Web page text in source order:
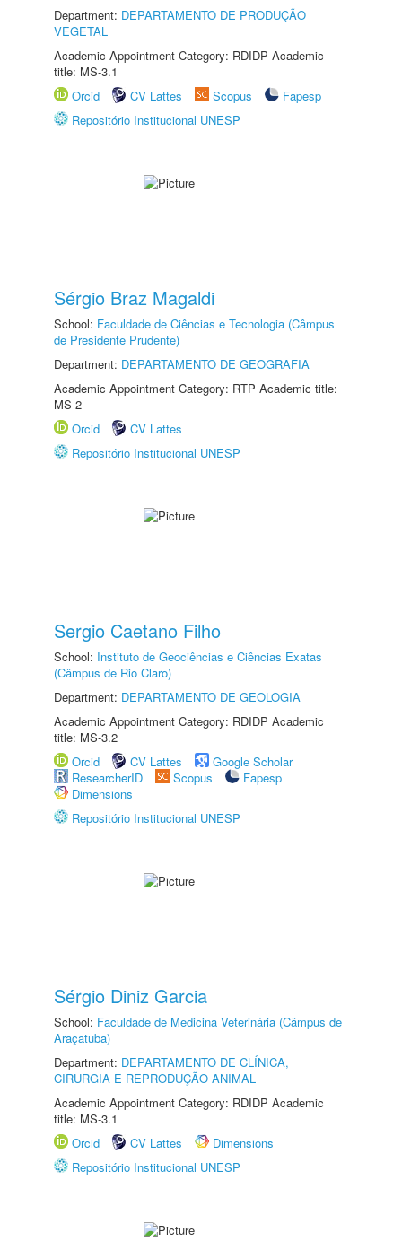
Department: DEPARTAMENTO DE PRODUÇÃO
VEGETAL
Academic Appointment Category: RDIDP Academic
title: MS-3.1
Orcid
CV Lattes Scopus
Fapesp
Repositório Institucional UNESP
Sérgio Braz Magaldi
School: Faculdade de Ciências e Tecnologia (Câmpus
de Presidente Prudente)
Department: DEPARTAMENTO DE GEOGRAFIA
Academic Appointment Category: RTP Academic title:
MS-2
Orcid
CV Lattes
Repositório Institucional UNESP
Sergio Caetano Filho
School: Instituto de Geociências e Ciências Exatas
(Câmpus de Rio Claro)
Department: DEPARTAMENTO DE GEOLOGIA
Academic Appointment Category: RDIDP Academic
title: MS-3.2
Orcid
CV Lattes
Google Scholar
ResearcherID
Scopus
Fapesp
Dimensions
Repositório Institucional UNESP
Sérgio Diniz Garcia
School: Faculdade de Medicina Veterinária (Câmpus de
Araçatuba)
Department: DEPARTAMENTO DE CLÍNICA,
CIRURGIA E REPRODUÇÃO ANIMAL
Academic Appointment Category: RDIDP Academic
title: MS-3.1
Orcid
CV Lattes
Dimensions
Repositório Institucional UNESP